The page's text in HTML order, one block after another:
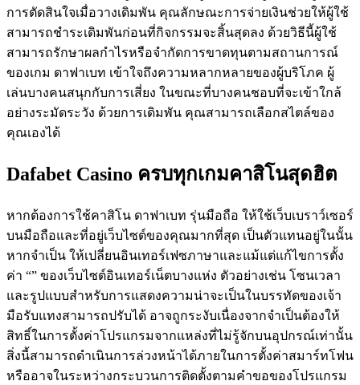
การตัดสินใจเมื่อวางเดิมพัน คุณลักษณะการจ่ายเงินช่วยให้ผู้ใช้
สามารถชำระเดิมพันก่อนที่กิจกรรมจะสิ้นสุดลง ด้วยวิธีนี้ผู้ใช้
สามารถรักษาผลกำไรหรือจำกัดการขาดทุนตามสถานการณ์
ของเกม ดาฟาเบท เข้าใจถึงความหลากหลายของผู้บริโภค ผู้
เล่นบางคนสนุกกับการเสี่ยง ในขณะที่บางคนชอบที่จะเข้าใกล้
อย่างระมัดระวัง ด้วยการเดิมพัน คุณสามารถเลือกสไตล์ของ
คุณเองได้
Dafabet Casino ครบทุกเกมคาสิโนสุดฮิต
หากต้องการใช้คาสิโน ดาฟาเบท รุ่นมือถือ ให้ใช้เว็บเบราว์เซอร์
บนมือถือและที่อยู่เว็บไซต์ของคุณมากที่สุด เป็นตัวแทนอยู่ในนั้น
หากจำเป็น ให้เปลี่ยนอินเทอร์เฟซภาษาและแม้แต่แก้ไขการตั้ง
ค่า “” ของเว็บไซต์อินเทอร์เน็ตบางแห่ง ตัวอย่างเช่น โซนเวลา
และรูปแบบสำหรับการแสดงความน่าจะเป็นในบรรทัดของเจ้า
มือรับแทงสามารถปรับได้ อาจถูกระงับเนื่องจากจำเป็นต้องให้
สิทธิ์ในการตั้งค่าโปรแกรมจากแหล่งที่ไม่รู้จักบนอุปกรณ์เท่านั้น
สิ่งนี้สามารถดำเนินการล่วงหน้าได้ภายในการตั้งค่าสมาร์ทโฟน
หรืออาจในระหว่างกระบวนการติดตั้งตามคำขอของโปรแกรม